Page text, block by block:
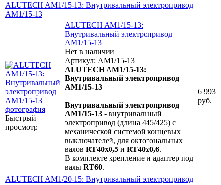
ALUTECH AM1/15-13: Внутривальный электропривод
AM1/15-13
Быстрый
просмотр
ALUTECH AM1/15-13:
Внутривальный электропривод
AM1/15-13
Нет в наличии
Артикул: AM1/15-13
ALUTECH AM1/15-13:
Внутривальный электропривод
AM1/15-13
Внутривальный электропривод
AM1/15-13 - внутривальный
электропривод (длина 445/425) с
механической системой концевых
выключателей, для октогональных
валов RT40х0,5 и RT40х0,6.
В комплекте крепление и адаптер под
валы RT60.
6 993
руб.
ALUTECH AM1/20-15: Внутривальный электропривод